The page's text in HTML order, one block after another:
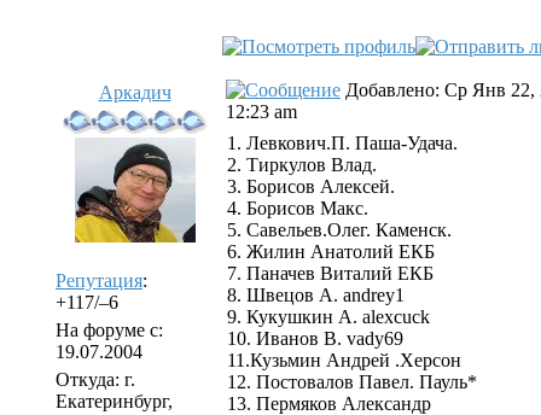
Аркадич
Репутация:
+117/–6
На форуме с:
19.07.2004
Откуда: г.
Екатеринбург,
Добавлено: Ср Янв 22,
12:23 am
1. Левкович.П. Паша-Удача.
2. Тиркулов Влад.
3. Борисов Алексей.
4. Борисов Макс.
5. Савельев.Олег. Каменск.
6. Жилин Анатолий ЕКБ
7. Паначев Виталий ЕКБ
8. Швецов А. andrey1
9. Кукушкин А. alexcuck
10. Иванов В. vady69
11.Кузьмин Андрей .Херсон
12. Постовалов Павел. Пауль*
13. Пермяков Александр